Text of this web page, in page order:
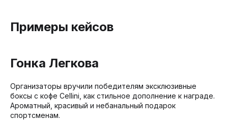
Примеры кейсов
Гонка Легкова
Организаторы вручили победителям эксклюзивные
боксы с кофе Cellini, как стильное дополнение к награде.
Ароматный, красивый и небанальный подарок
спортсменам.